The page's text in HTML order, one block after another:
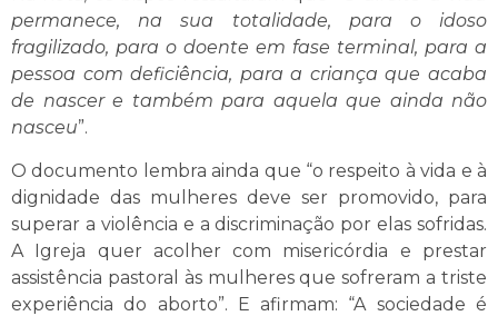
permanece, na sua totalidade, para o idoso
fragilizado, para o doente em fase terminal, para a
pessoa com deficiência, para a criança que acaba
de nascer e também para aquela que ainda não
nasceu”.
O documento lembra ainda que “o respeito à vida e à
dignidade das mulheres deve ser promovido, para
superar a violência e a discriminação por elas sofridas.
A Igreja quer acolher com misericórdia e prestar
assistência pastoral às mulheres que sofreram a triste
experiência do aborto”. E afirmam: “A sociedade é